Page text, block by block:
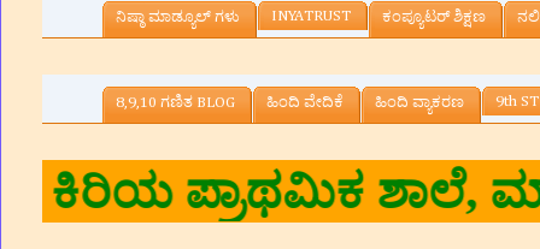
ನಿಷ್ಠಾ ಮಾಡ್ಯೂಲ್ ಗಳು INYATRUST ಕಂಪ್ಯೂಟರ್‌ ಶಿಕ್ಷಣ
8,9,10 ಗಣಿತ BLOG ಹಿಂದಿ ವೇದಿಕೆ ಹಿಂದಿ ವ್ಯಾಕರಣ 9th
,ಸಹ ಶಿಕ್ಷಕರು, ಸರ್ಕಾರಿ